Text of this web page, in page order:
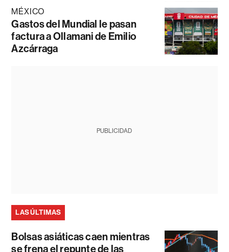
MÉXICO
Gastos del Mundial le pasan
factura a Ollamani de Emilio
Azcárraga
PUBLICIDAD
LAS ÚLTIMAS
Bolsas asiáticas caen mientras
se frena el repunte de las